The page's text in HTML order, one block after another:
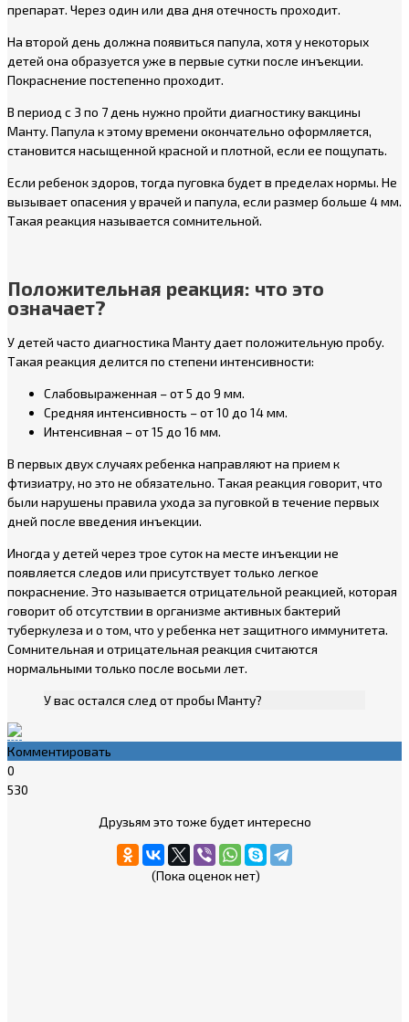
препарат. Через один или два дня отечность проходит.
На второй день должна появиться папула, хотя у некоторых
детей она образуется уже в первые сутки после инъекции.
Покраснение постепенно проходит.
В период с 3 по 7 день нужно пройти диагностику вакцины
Манту. Папула к этому времени окончательно оформляется,
становится насыщенной красной и плотной, если ее пощупать.
Если ребенок здоров, тогда пуговка будет в пределах нормы. Не
вызывает опасения у врачей и папула, если размер больше 4 мм.
Такая реакция называется сомнительной.
Положительная реакция: что это
означает?
У детей часто диагностика Манту дает положительную пробу.
Такая реакция делится по степени интенсивности:
Слабовыраженная – от 5 до 9 мм.
Средняя интенсивность – от 10 до 14 мм.
Интенсивная – от 15 до 16 мм.
В первых двух случаях ребенка направляют на прием к
фтизиатру, но это не обязательно. Такая реакция говорит, что
были нарушены правила ухода за пуговкой в течение первых
дней после введения инъекции.
Иногда у детей через трое суток на месте инъекции не
появляется следов или присутствует только легкое
покраснение. Это называется отрицательной реакцией, которая
говорит об отсутствии в организме активных бактерий
туберкулеза и о том, что у ребенка нет защитного иммунитета.
Сомнительная и отрицательная реакция считаются
нормальными только после восьми лет.
У вас остался след от пробы Манту?
Комментировать
0
530
Друзьям это тоже будет интересно
(Пока оценок нет)